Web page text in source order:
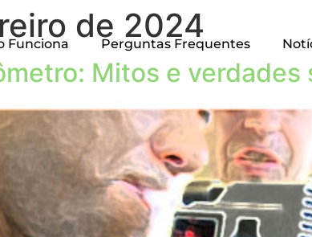
Funciona Perguntas Frequentes
de 2024
Mitos e